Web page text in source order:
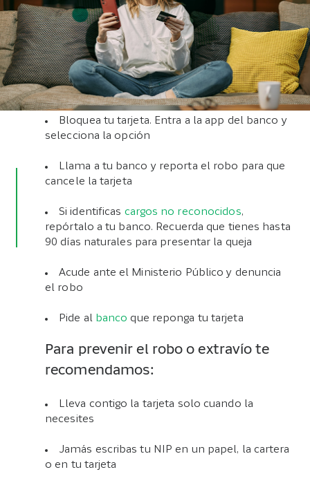
Bloquea tu tarjeta. Entra a la app del banco y
selecciona la opción
Llama a tu banco y reporta el robo para que
cancele la tarjeta
Si identificas cargos no reconocidos,
repórtalo a tu banco. Recuerda que tienes hasta
90 días naturales para presentar la queja
Acude ante el Ministerio Público y denuncia
el robo
Pide al banco que reponga tu tarjeta
Para prevenir el robo o extravío te
recomendamos:
Lleva contigo la tarjeta solo cuando la
necesites
Jamás escribas tu NIP en un papel, la cartera
o en tu tarjeta